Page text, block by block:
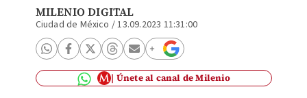
MILENIO DIGITAL
Ciudad de México /13.09.2023 11:31:00
Únete al canal de Milenio